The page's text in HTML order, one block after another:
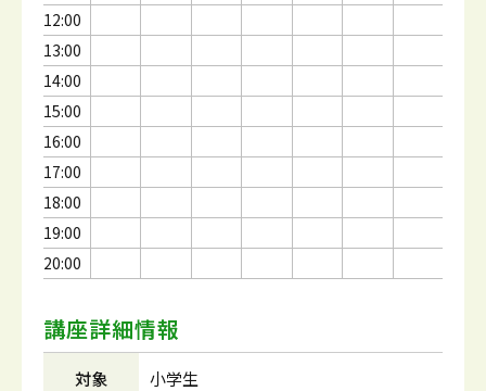
12:00
13:00
14:00
15:00
16:00
17:00
18:00
19:00
20:00
講座詳細情報
対象 小学生